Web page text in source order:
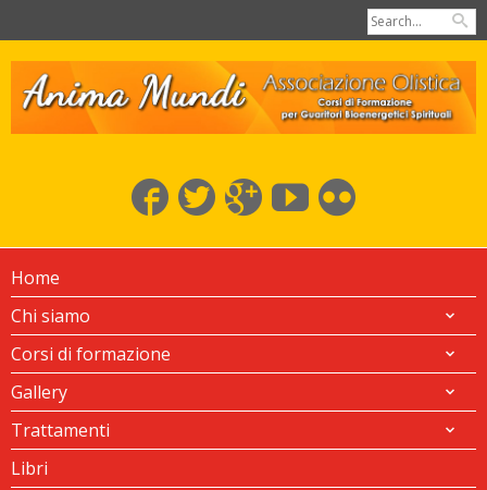
Home
Chi siamo
Corsi di formazione
Gallery
Trattamenti
Libri